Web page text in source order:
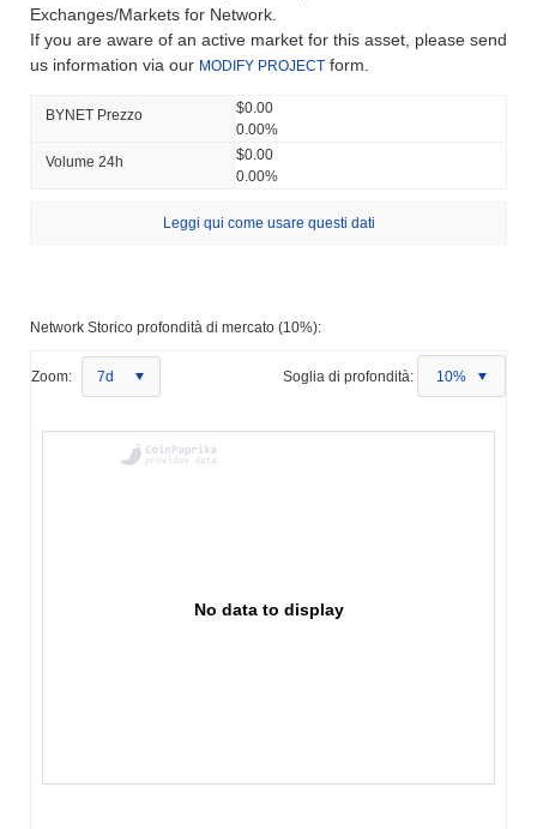
Exchanges/Markets for Network.
If you are aware of an active market for this asset, please send
us information via our MODIFY PROJECT form.
BYNET Prezzo
$0.00
0.00%
Volume 24h
$0.00
0.00%
Leggi qui come usare questi dati
Network Storico profondità di mercato (10%):
Zoom: 7d Soglia di profondità: 10%
No data to display